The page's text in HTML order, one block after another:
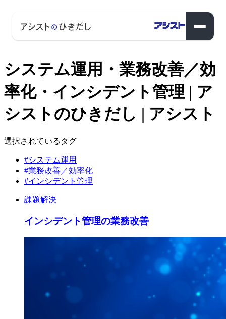
システム運用・業務改善／効
率化・インシデント管理 | ア
シストのひきだし | アシスト
選択されているタグ
#システム運用
#業務改善／効率化
#インシデント管理
課題解決
インシデント管理の業務改善